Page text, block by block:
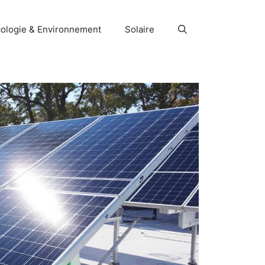
& Environnement Solaire